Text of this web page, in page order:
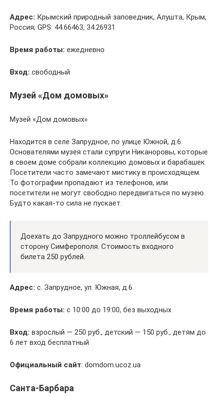
Адрес: Крымский природный заповедник, Алушта, Крым,
Россия; GPS: 44.66463, 34.26931
Время работы: ежедневно
Вход: свободный
Музей «Дом домовых»
Музей «Дом домовых»
Находится в селе Запрудное, по улице Южной, д.6.
Основателями музея стали супруги Никаноровы, которые
в своем доме собрали коллекцию домовых и барабашек.
Посетители часто замечают мистику в происходящем.
То фотографии пропадают из телефонов, или
посетители не могут свободно передвигаться по музею.
Будто какая-то сила не пускает.
Доехать до Запрудного можно троллейбусом в
сторону Симферополя. Стоимость входного
билета 250 рублей.
Адрес: с. Запрудное, ул. Южная, д.6.
Время работы: с 10:00 до 19:00, без выходных
Вход: взрослый — 250 руб., детский — 150 руб., детям до
6 лет вход бесплатный
Официальный сайт: domdom.ucoz.ua
Санта-Барбара